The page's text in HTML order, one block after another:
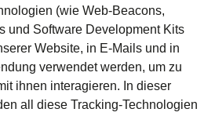
(wie Web-Beacons,
und Software Development Kits
Website, in E-Mails und in
verwendet werden, um zu
ihnen interagieren. In dieser
all diese Tracking-Technologien